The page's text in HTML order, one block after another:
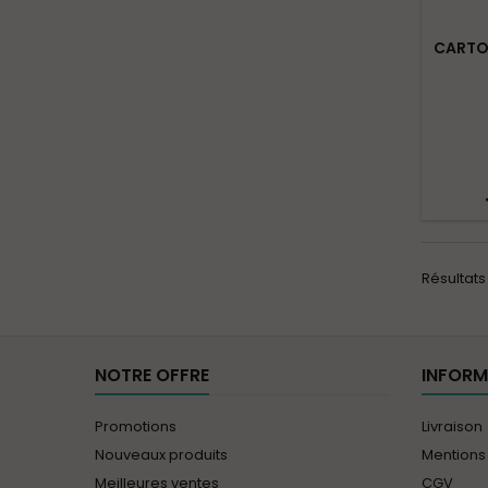
Résultats
NOTRE OFFRE
Promotions
Nouveaux produits
Meilleures ventes
Livraison
CGV